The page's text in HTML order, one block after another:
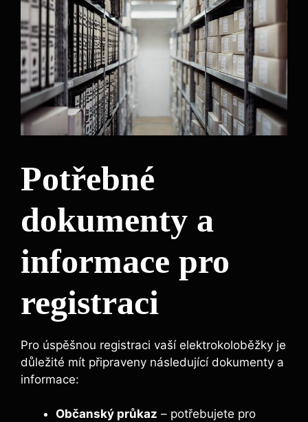
Potřebné
dokumenty a
informace pro
registraci
Pro úspěšnou registraci vaší elektrokoloběžky je
důležité mít připraveny následující dokumenty a
informace:
Občanský průkaz – potřebujete pro